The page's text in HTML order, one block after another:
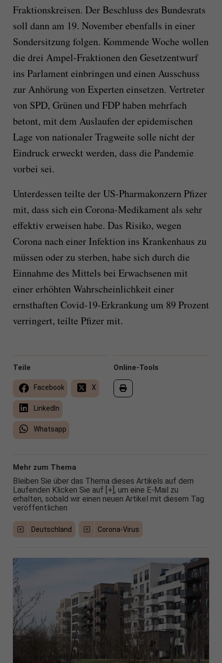
Fraktionskreisen. Der Beschluss des Bundesrats
soll dann am 19. November ebenfalls in einer
Sondersitzung folgen. Kommende Woche wollen
die drei Ampel-Fraktionen den Gesetzentwurf
ins Parlament einbringen und einen Ausschuss
zur Anhörung von Experten einsetzen. Vertreter
von SPD, Grünen und FDP haben mehrfach
betont, mit dem Auslaufen der epidemischen
Lage von nationaler Tragweite solle nicht der
Eindruck erweckt werden, dass die Pandemie
vorbei sei.
Unterdessen teilte der US-Pharmakonzern Pfizer
mit, dass sich ein Corona-Medikament als sehr
effektiv erweisen habe. Das Risiko, wegen
Corona nach einer Infektion ins Krankenhaus zu
müssen oder zu sterben, habe sich durch die
Einnahme des Mittels bei Erwachsenen mit
einer erhöhten Wahrscheinlichkeit einer
ernsthaften Covid-19-Erkrankung um 89 Prozent
verringert, teilte Pfizer mit.
Online-Tools
Teile
Facebook X
LinkedIn
Whatsapp
Mehr zum Thema
Bleiben Sie über das Thema dieses Artikels auf dem
Laufenden Klicken Sie auf [+], um eine E-Mail zu
erhalten, sobald wir einen neuen Artikel mit diesem Tag
veröffentlichen
Deutschland Corona-Virus